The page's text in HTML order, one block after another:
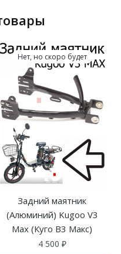
Нет, но скоро будет
Задний маятник
(Алюминий) Kugoo V3
Max (Куго В3 Макс)
4 500 ₽